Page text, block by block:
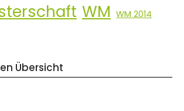
WM WM 2014
Übersicht